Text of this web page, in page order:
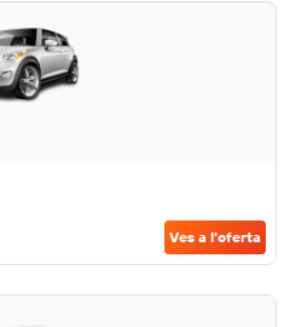
Ves a l'oferta